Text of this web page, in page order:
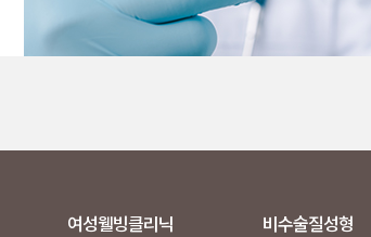
여성웰빙클리닉 비수술질성형